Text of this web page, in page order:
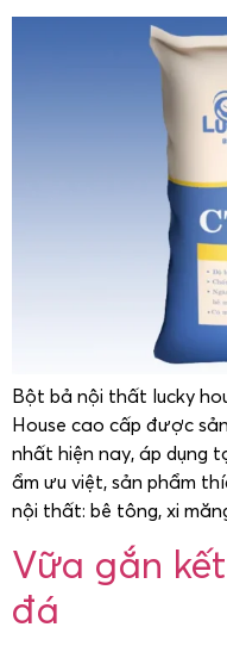
Bột bả nội thất lucky
House cao cấp được
nhất hiện nay, áp dụng
ẩm ưu việt, sản phẩm
nội thất: bê tông, xi
Vữa gắn
đá